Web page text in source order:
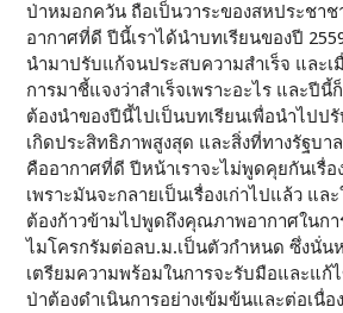
ป่าหมอกควัน ถือเป็นวาระของสหประชาช
อากาศที่ดี ปีนี้เราได้นำบทเรียนของปี
นำมาปรับแก้จนประสบความสำเร็จ และเ
การมาชี้แจงว่าสำเร็จเพราะอะไร และปี
ต้องนำของปีนี้ไปเป็นบทเรียนเพื่อนำไปป
เกิดประสิทธิภาพสูงสุด และสิ่งที่ทางรัฐบา
คืออากาศที่ดี ปีหน้าเราจะไม่พูดคุยกันเรื่อ
เพราะมันจะกลายเป็นเรื่องเก่าไปแล้ว แล
ต้องก้าวข้ามไปพูดถึงคุณภาพอากาศในกา
ไมโครกรัมต่อลบ.ม.เป็นตัวกำหนด ซึ่งนั่น
เตรียมความพร้อมในการจะรับมือและแ
ป่าต้องดำเนินการอย่างเข้มข้นและต่อเนื่อง